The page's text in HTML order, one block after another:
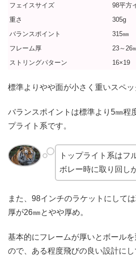
フェイスサイズ
98平方
重さ
305g
バランスポイント
315㎜
フレーム厚
23～26
ストリングパターン
16×19
標準よりやや面が小さく重いスペッ
バランスポイントは標準より5㎜程
プライト系です。
トップライト系はフ
ボレー時に取り回し
また、98インチのラケットにして
厚が26㎜とやや厚め。
基本的にフレームが厚いとボール
ので、ある程度飛びの良い設計にし